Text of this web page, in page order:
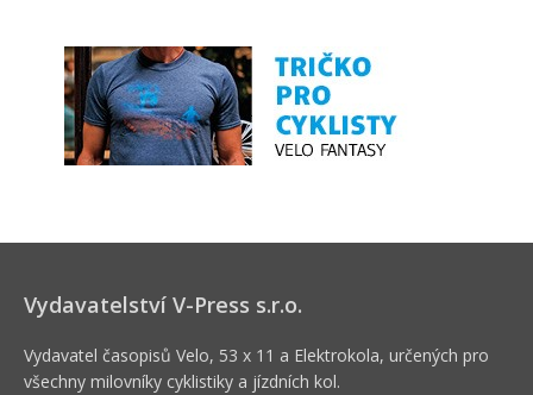
Vydavatelství V-Press s.r.o.
Vydavatel časopisů Velo, 53 x 11 a Elektrokola, určených pro
všechny milovníky cyklistiky a jízdních kol.